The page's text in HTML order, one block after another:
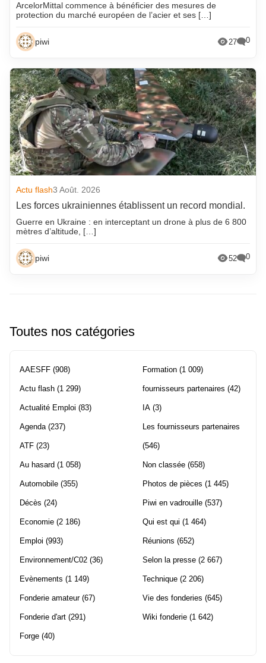
ArcelorMittal commence à bénéficier des mesures de
protection du marché européen de l’acier et ses […]
piwi 27 0
Actu flash3 Août. 2026
Les forces ukrainiennes établissent un record mondial.
Guerre en Ukraine : en interceptant un drone à plus de 6 800
mètres d’altitude, […]
piwi 52 0
Toutes nos catégories
AAESFF (908)
Actu flash (1 299)
Actualité Emploi (83)
Agenda(237)
ATF (23)
Au hasard (1 058)
Automobile (355)
Décès (24)
Economie (2 186)
Emploi (993)
Environnement/C02 (36)
Evènements (1 149)
Fonderie amateur(67)
Fonderie d'art (291)
Forge (40)
Formation (1 009)
fournisseurs partenaires (42)
IA (3)
Les fournisseurs partenaires
(546)
Non classée (658)
Photos de pièces (1 445)
Piwi en vadrouille (537)
Qui est qui (1 464)
Réunions (652)
Selon la presse (2 667)
Technique (2 206)
Vie des fonderies (645)
Wiki fonderie (1 642)